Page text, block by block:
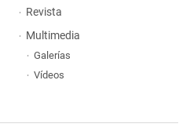
Revista
Multimedia
Galerías
Vídeos